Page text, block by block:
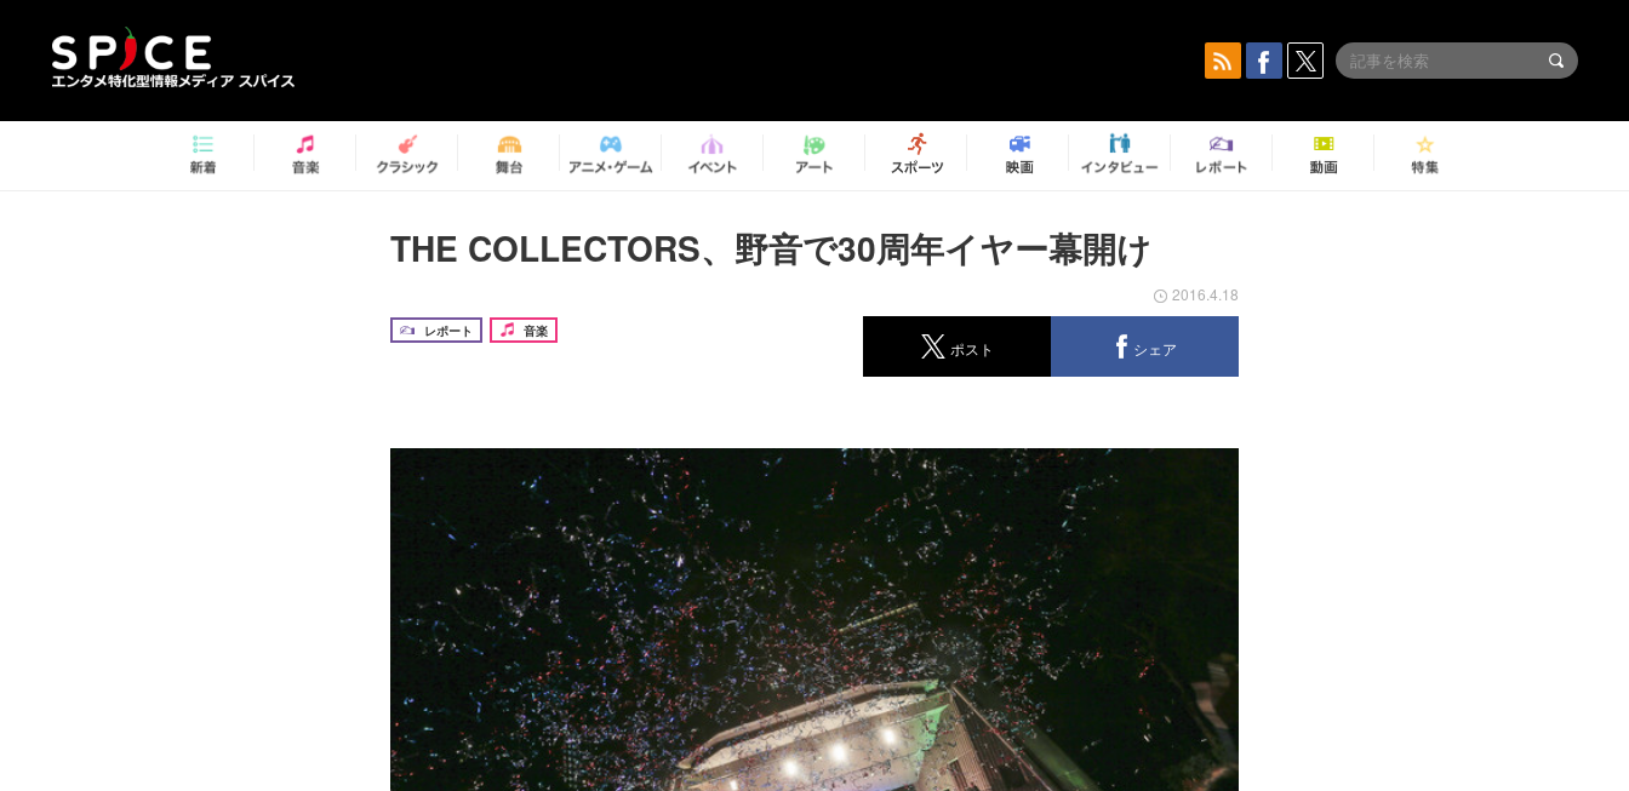
THE COLLECTORS、野音で30周年イヤー幕開け
レポート 音楽
2016.4.18
ポスト シェア